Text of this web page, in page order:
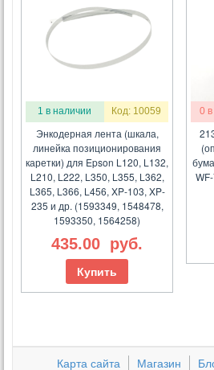
1 в наличии Код: 10059
Энкодерная лента (шкала,
линейка позиционирования
каретки) для Epson L120, L132,
L210, L222, L350, L355, L362,
L365, L366, L456, XP-103, XP-
235 и др. (1593349, 1548478,
1593350, 1564258)
435.00 руб.
Купить
0
Карта сайта Магазин